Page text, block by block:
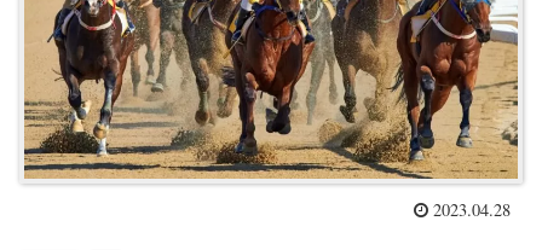
2023.04.28